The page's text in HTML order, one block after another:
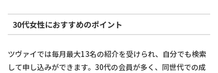
30代女性におすすめのポイント
ツヴァイでは毎月最大13名の紹介を受けられ、自分でも検索
して申し込みができます。30代の会員が多く、同世代での成